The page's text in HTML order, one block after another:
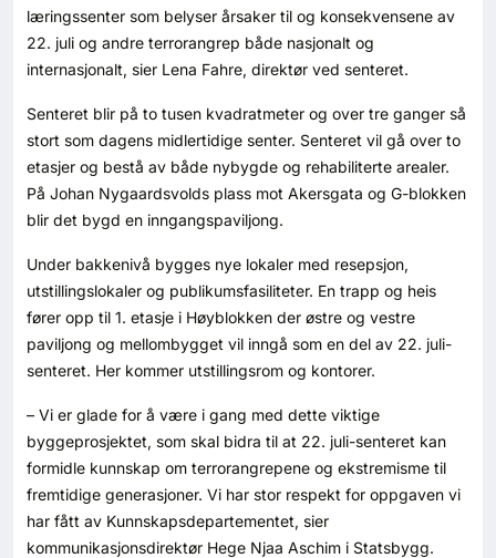
SE BLADARKIV
læringssenter som belyser årsaker til og konsekvensene av
22. juli og andre terrorangrep både nasjonalt og
internasjonalt, sier Lena Fahre, direktør ved senteret.
Senteret blir på to tusen kvadratmeter og over tre ganger så
stort som dagens midlertidige senter. Senteret vil gå over to
etasjer og bestå av både nybygde og rehabiliterte arealer.
På Johan Nygaardsvolds plass mot Akersgata og G-blokken
blir det bygd en inngangspaviljong.
Under bakkenivå bygges nye lokaler med resepsjon,
utstillingslokaler og publikumsfasiliteter. En trapp og heis
fører opp til 1. etasje i Høyblokken der østre og vestre
paviljong og mellombygget vil inngå som en del av 22. juli-
senteret. Her kommer utstillingsrom og kontorer.
– Vi er glade for å være i gang med dette viktige
byggeprosjektet, som skal bidra til at 22. juli-senteret kan
formidle kunnskap om terrorangrepene og ekstremisme til
fremtidige generasjoner. Vi har stor respekt for oppgaven vi
har fått av Kunnskapsdepartementet, sier
kommunikasjonsdirektør Hege Njaa Aschim i Statsbygg.